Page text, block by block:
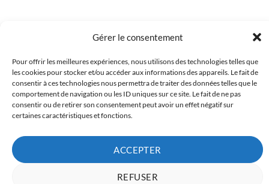
Gérer le consentement
Pour offrir les meilleures expériences, nous utilisons des technologies telles que
les cookies pour stocker et/ou accéder aux informations des appareils. Le fait de
consentir à ces technologies nous permettra de traiter des données telles que le
comportement de navigation ou les ID uniques sur ce site. Le fait de ne pas
consentir ou de retirer son consentement peut avoir un effet négatif sur
certaines caractéristiques et fonctions.
ACCEPTER
REFUSER
Copyright 2023 © Inkcenter - Webdesign byMedia84